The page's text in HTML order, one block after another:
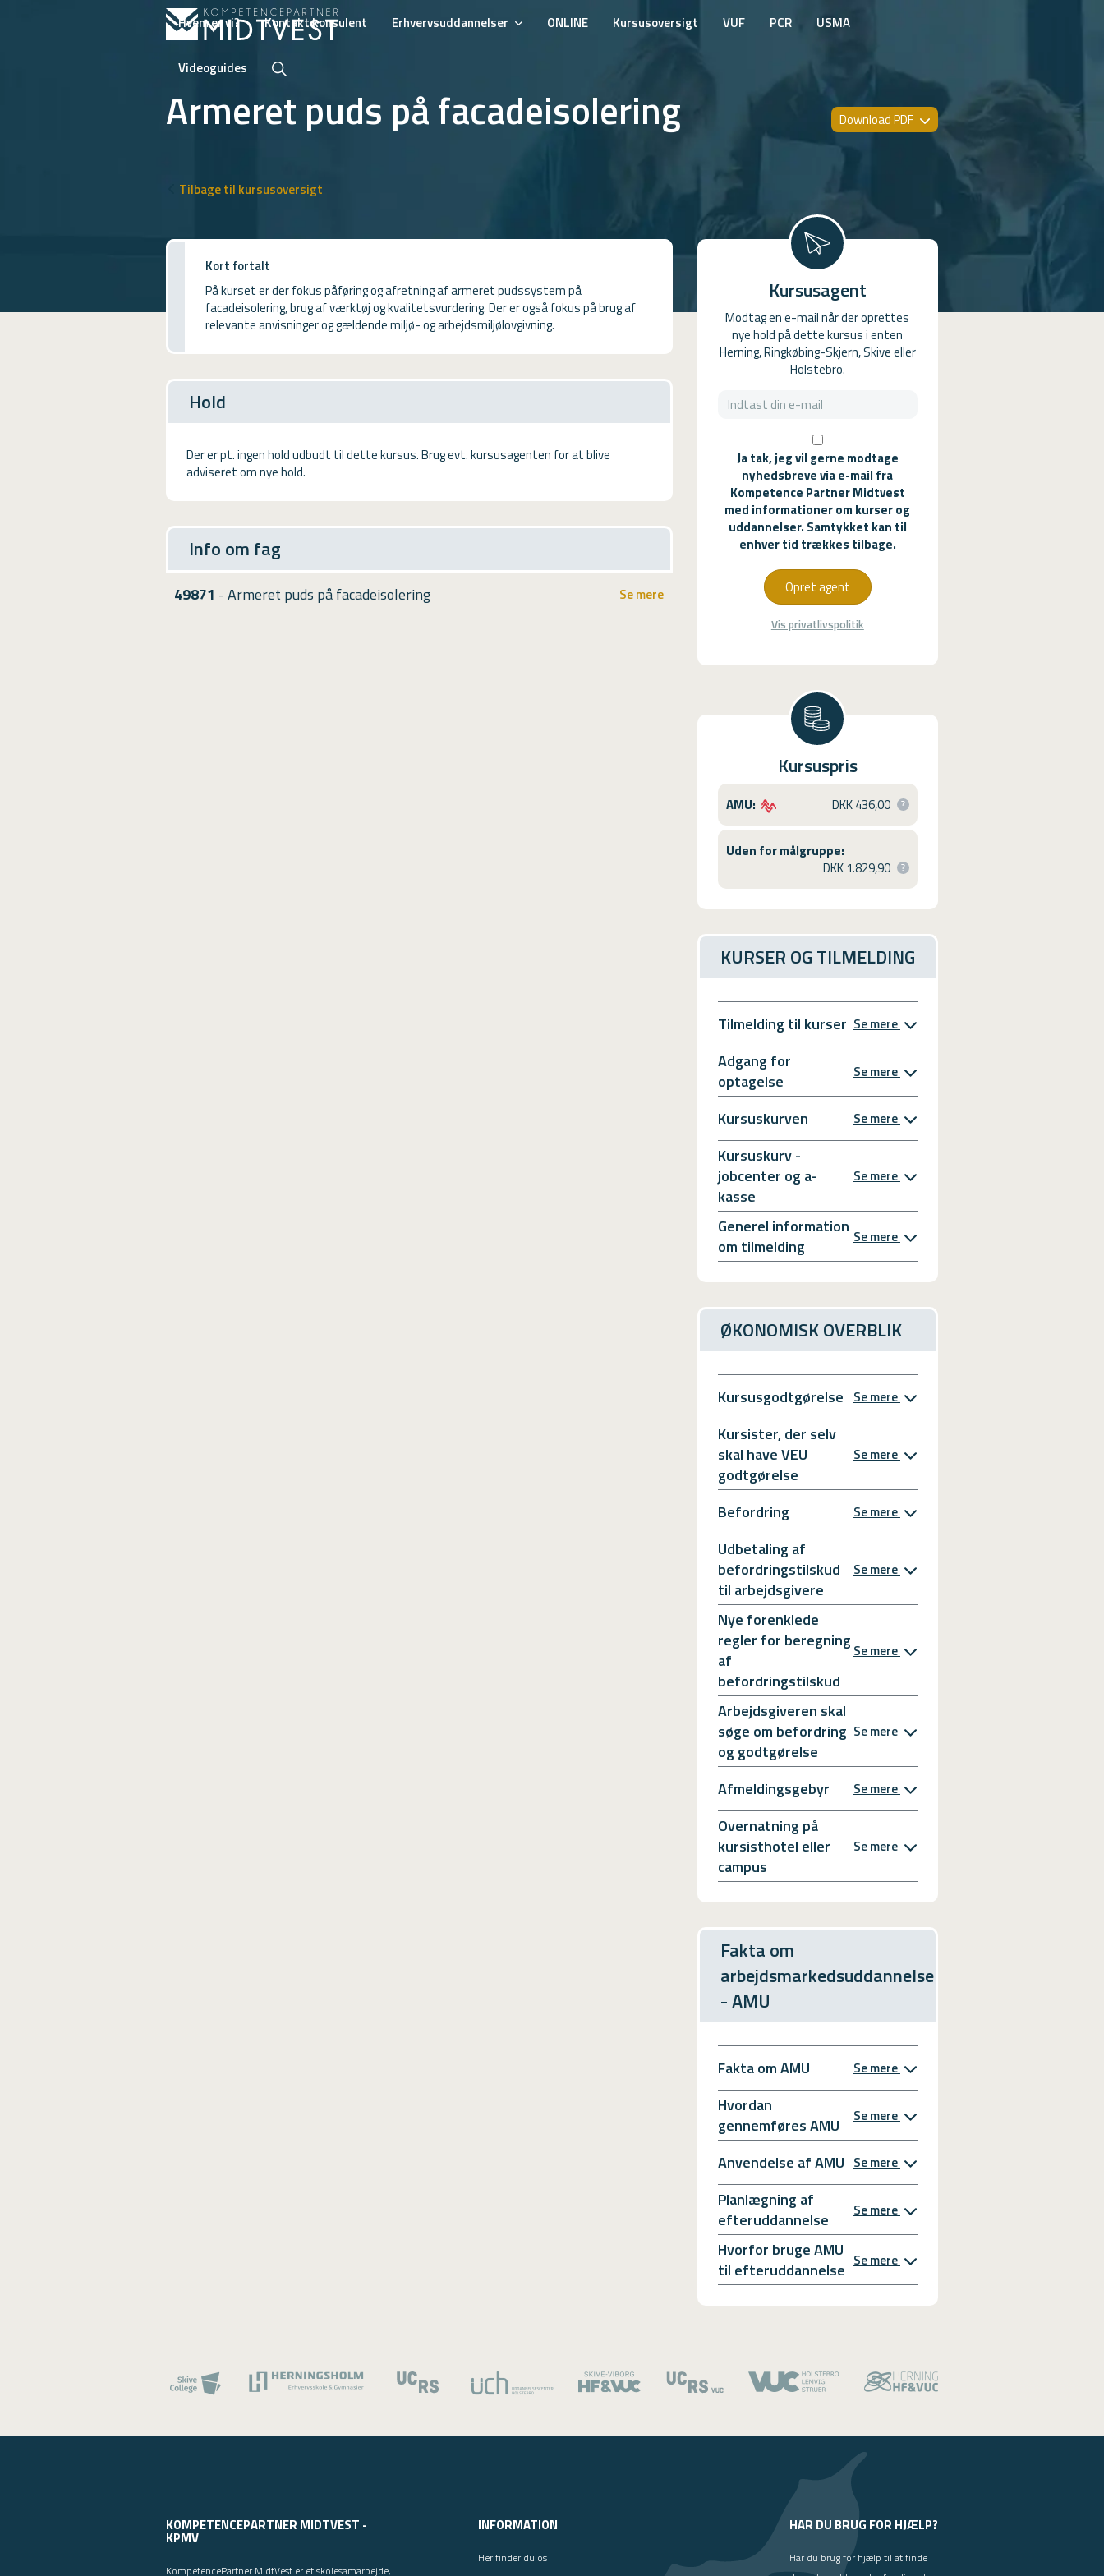
Hvem er vi? Kontakt konsulent Erhvervsuddannelser ONLINE Kursusoversigt VUF PCR USMA
Videoguides
VUF
Armeret puds på facadeisolering Download PDF
Tilbage til kursusoversigt
Kort fortalt
På kurset er der fokus påføring og afretning af armeret pudssystem på
facadeisolering, brug af værktøj og kvalitetsvurdering. Der er også fokus på brug af
relevante anvisninger og gældende miljø- og arbejdsmiljølovgivning.
Hold
Der er pt. ingen hold udbudt til dette kursus. Brug evt. kursusagenten for at blive
adviseret om nye hold.
Info om fag
49871 - Armeret puds på facadeisolering Se mere
Kursusagent
Modtag en e-mail når der oprettes
nye hold på dette kursus i enten
Herning, Ringkøbing-Skjern, Skive eller
Holstebro.
Ja tak, jeg vil gerne modtage
nyhedsbreve via e-mail fra
Kompetence Partner Midtvest
med informationer om kurser og
uddannelser. Samtykket kan til
enhver tid trækkes tilbage.
Opret agent
Vis privatlivspolitik
Kursuspris
AMU: DKK 436,00
Uden for målgruppe:
DKK 1.829,90
KURSER OG TILMELDING
Tilmelding til kurser Se mere
Adgang for
optagelse
Se mere
Kursuskurven Se mere
Kursuskurv -
jobcenter og a-
kasse
Se mere
Generel information
om tilmelding
Se mere
ØKONOMISK OVERBLIK
Kursusgodtgørelse Se mere
Kursister, der selv
skal have VEU
godtgørelse
Se mere
Befordring Se mere
Udbetaling af
befordringstilskud
til arbejdsgivere
Se mere
Nye forenklede
regler for beregning
af
befordringstilskud
Se mere
Arbejdsgiveren skal
søge om befordring
og godtgørelse
Se mere
Afmeldingsgebyr Se mere
Overnatning på
kursisthotel eller
campus
Se mere
Fakta om
arbejdsmarkedsuddannelse
- AMU
Fakta om AMU Se mere
Hvordan
gennemføres AMU
Se mere
Anvendelse af AMU Se mere
Planlægning af
efteruddannelse
Se mere
Hvorfor bruge AMU
til efteruddannelse Se mere
KOMPETENCEPARTNER MIDTVEST -
KPMV
KompetencePartner MidtVest er et skolesamarbejde,
INFORMATION
Her finder du os
HAR DU BRUG FOR HJÆLP?
Har du brug for hjælp til at finde